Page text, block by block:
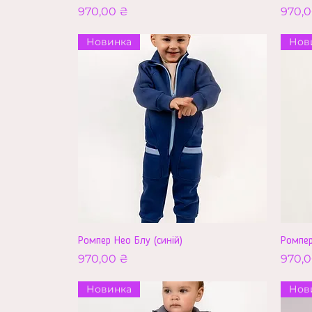
Ціна
970,00 ₴ Ціна
Новинка
Ромпер Нео Блу (синій)
Ціна
970,00 ₴ Ціна
Новинка